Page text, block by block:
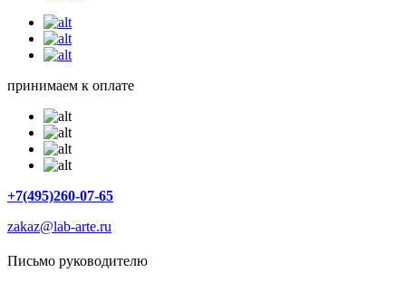
принимаем к оплате
+7(495)260-07-65
zakaz@lab-arte.ru
Письмо руководителю